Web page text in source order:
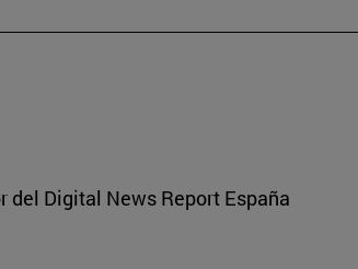
Digital News Report España